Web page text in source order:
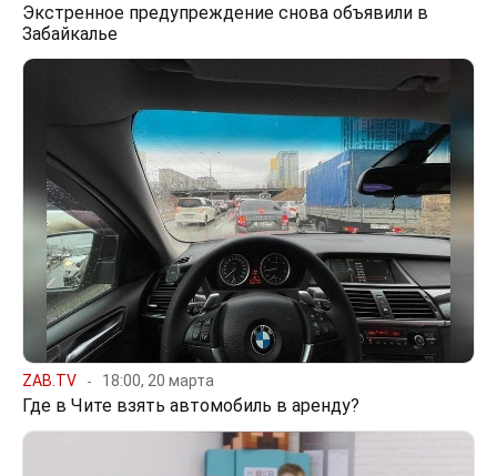
Экстренное предупреждение снова объявили в
Забайкалье
ZAB.TV 18:00, 20 марта
Где в Чите взять автомобиль в аренду?